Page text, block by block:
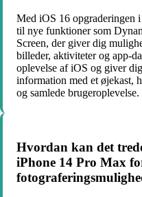
Med iOS 16 opgraderingen
til nye funktioner som
Screen, der giver dig
billeder, aktiviteter og app-
oplevelse af iOS og giver
information med et øjekast,
og samlede brugeroplevelse.
Hvordan kan det
iPhone 14 Pro Max